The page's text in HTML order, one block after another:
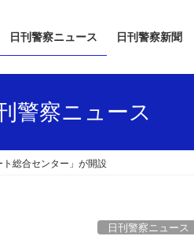
日刊警察ニュース 日刊警察新聞
警察ニュース
総合センター」が開設
日刊警察ニュース